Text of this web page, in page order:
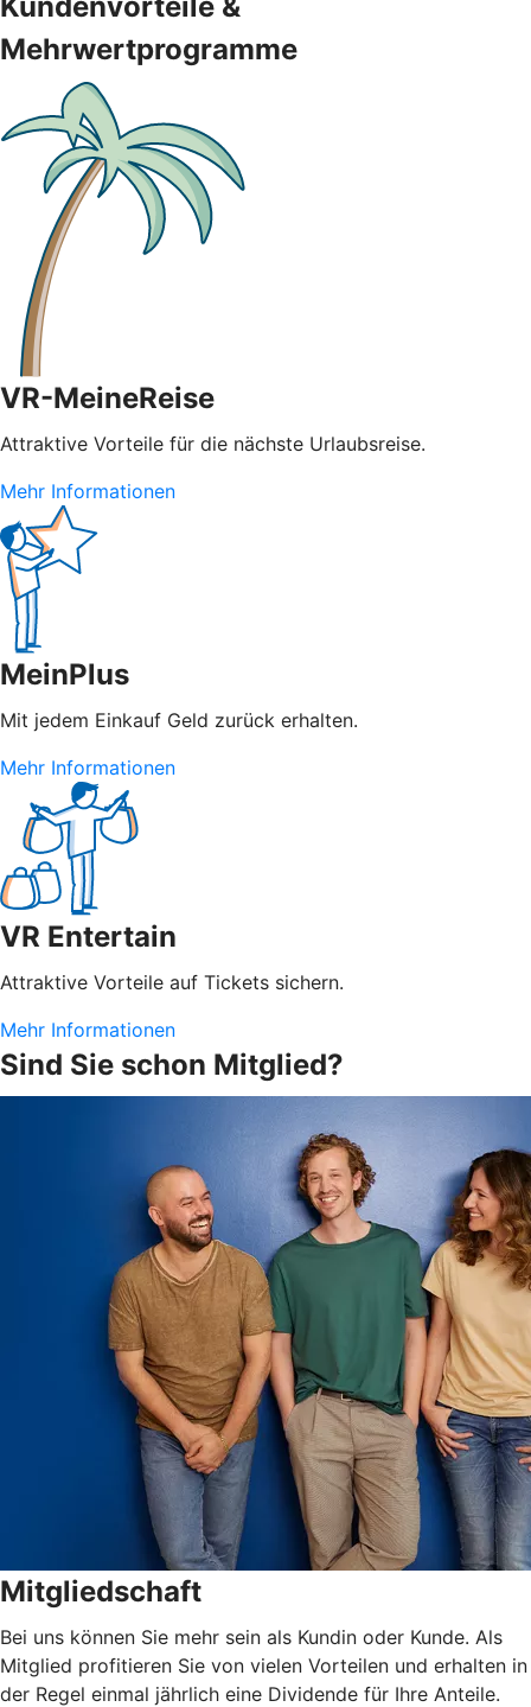
Mehrwertprogramme
VR-MeineReise
Attraktive Vorteile für die nächste Urlaubsreise.
Mehr Informationen
MeinPlus
Mit jedem Einkauf Geld zurück erhalten.
Mehr Informationen
VR Entertain
Attraktive Vorteile auf Tickets sichern.
Mehr Informationen
Sind Sie schon Mitglied?
Mitgliedschaft
Bei uns können Sie mehr sein als Kundin oder Kunde. Als
Mitglied profitieren Sie von vielen Vorteilen und erhalten in
der Regel einmal jährlich eine Dividende für Ihre Anteile.